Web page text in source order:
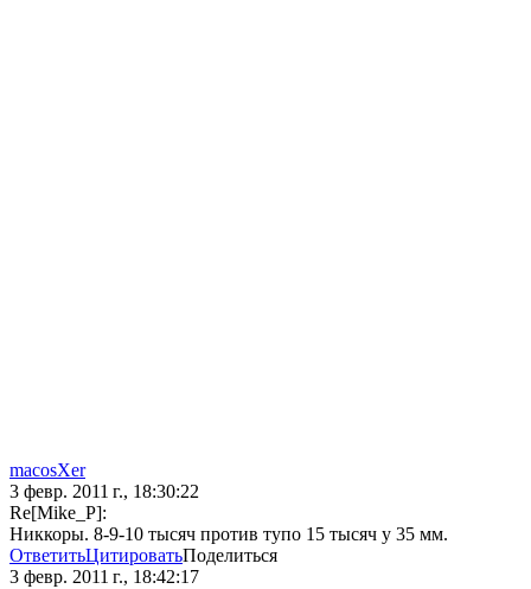
macosXer
3 февр. 2011 г., 18:30:22
Re[Mike_P]:
Никкоры. 8-9-10 тысяч против тупо 15 тысяч у 35 мм.
ОтветитьЦитироватьПоделиться
3 февр. 2011 г., 18:42:17